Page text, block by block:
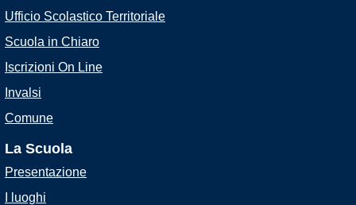
Ufficio Scolastico Territoriale
Scuola in Chiaro
Iscrizioni On Line
Invalsi
Comune
La Scuola
Presentazione
I luoghi